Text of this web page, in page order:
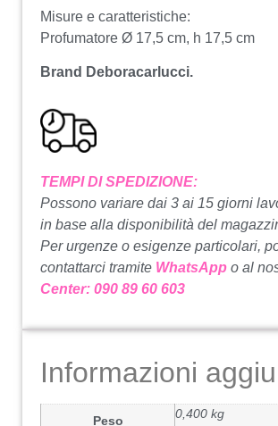
Misure e caratteristiche:
Profumatore Ø 17,5 cm, h 17,5 cm
Brand Deboracarlucci.
TEMPI DI SPEDIZIONE:
Possono variare dai 3 ai 15 giorni
in base alla disponibilità del
Per urgenze o esigenze particolari,
contattarci tramite WhatsApp o al
Center: 090 89 60 603
Informazioni
Peso 0,400 kg